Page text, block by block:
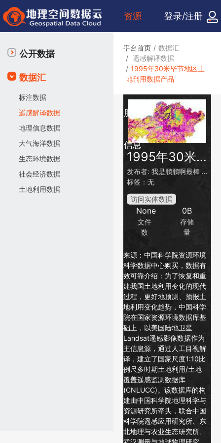
资源
检索
众包
服务
信息
登录/注册
公开数据
数据汇
标注数据
遥感解译数据
地理信息数据
大气海洋数据
生态环境数据
社会经济数据
土地利用数据
平台首页
数据汇
遥感解译数据
1995年30米毕节地区土
地利用数据产品
1995年30米毕节地区土地利用数据产品
发布者: 我是鹏鹏啊最棒 时间
标签：无
访问实体数据
None
文件
数
0B
存储
量
来源：中国科学院资源环境
科学数据中心购买，数据有
效可靠介绍： 为了恢复和重
建我国土地利用变化的现代
过程，更好地预测、预报土
地利用变化趋势，中国科学
院在国家资源环境数据库基
础上，以美国陆地卫星
Landsat遥感影像数据作为
主信息源，通过人工目视解
译，建立了国家尺度1:10比
例尺多时期土地利用/土地
覆盖遥感监测数据库
(CNLUCC)。该数据库的构
建由中国科学院地理科学与
资源研究所牵头，联合中国
科学院遥感应用研究所、东
北地理与农业生态研究所、